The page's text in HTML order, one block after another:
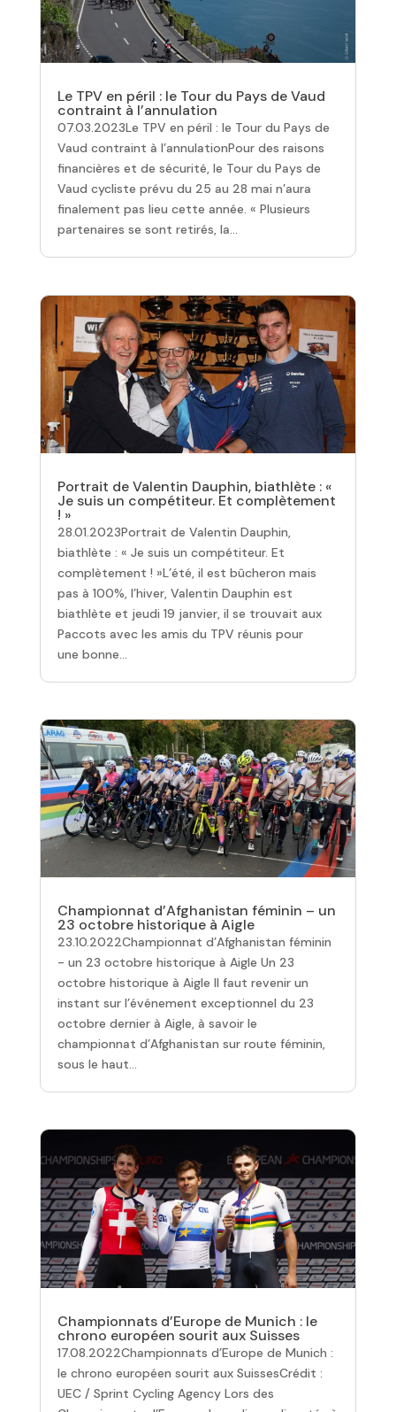
Le TPV en péril : le Tour du Pays de Vaud
contraint à l’annulation
07.03.2023Le TPV en péril : le Tour du Pays de
Vaud contraint à l’annulationPour des raisons
financières et de sécurité, le Tour du Pays de
Vaud cycliste prévu du 25 au 28 mai n’aura
finalement pas lieu cette année. « Plusieurs
partenaires se sont retirés, la...
Portrait de Valentin Dauphin, biathlète : «
Je suis un compétiteur. Et complètement
! »
28.01.2023Portrait de Valentin Dauphin,
biathlète : « Je suis un compétiteur. Et
complètement ! »L’été, il est bûcheron mais
pas à 100%, l’hiver, Valentin Dauphin est
biathlète et jeudi 19 janvier, il se trouvait aux
Paccots avec les amis du TPV réunis pour
une bonne...
Championnat d’Afghanistan féminin – un
23 octobre historique à Aigle
23.10.2022Championnat d’Afghanistan féminin
- un 23 octobre historique à Aigle Un 23
octobre historique à Aigle Il faut revenir un
instant sur l’événement exceptionnel du 23
octobre dernier à Aigle, à savoir le
championnat d’Afghanistan sur route féminin,
sous le haut...
Championnats d’Europe de Munich : le
chrono européen sourit aux Suisses
17.08.2022Championnats d’Europe de Munich :
le chrono européen sourit aux SuissesCrédit :
UEC / Sprint Cycling Agency Lors des